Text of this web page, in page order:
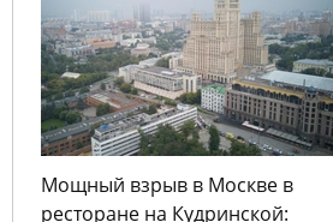
Мощный взрыв в Москве в
ресторане на Кудринской: